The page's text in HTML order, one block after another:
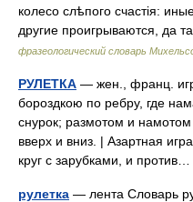
колесо слѣпого счастія:
другие проигрываются, да
фразеологический словарь
РУЛЕТКА — жен., франц.
бороздкою по ребру, где
снурок; размотом и намотом
вверх и вниз. | Азартная
круг с зарубками, и
рулетка — лента Словарь